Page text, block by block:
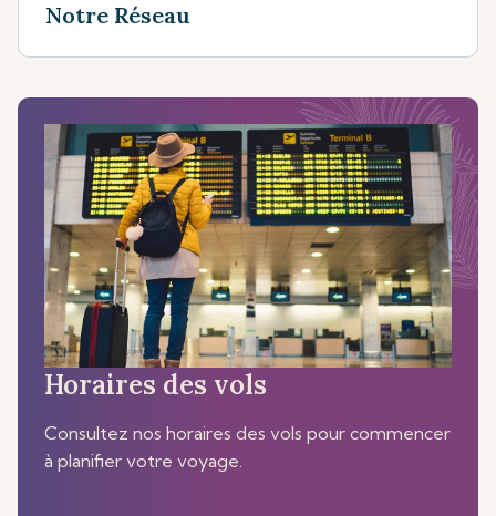
Notre Réseau
Horaires des vols
Consultez nos horaires des vols pour commencer
à planifier votre voyage.